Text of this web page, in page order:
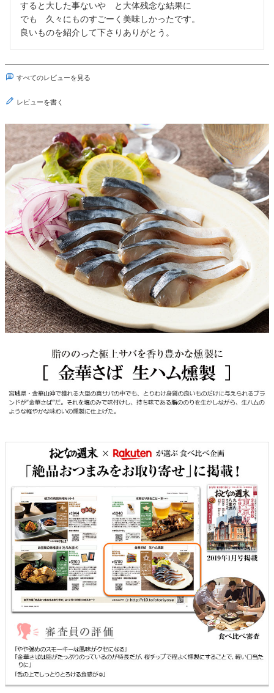
すると大した事ないや　と大体残念な結果に
でも　久々にものすごーく美味しかったです。
良いものを紹介して下さりありがとう。
すべてのレビューを見る
レビューを書く